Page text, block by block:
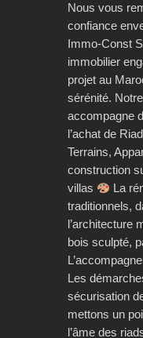
Nous vous
confiance
Immo-Const
immobilier
projet au
sérénité.
accompagne
l’achat de
Terrains,
construction
villas
La
traditionnels,
l’architecture
bois sculpté,
Les
sécurisation
mettons un
l’âme des